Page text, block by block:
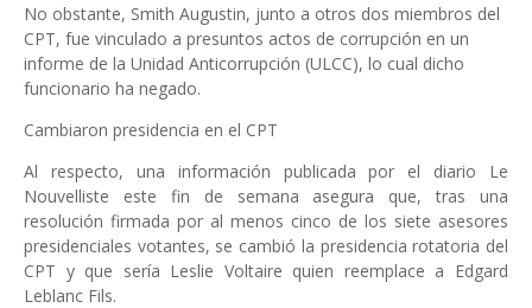
No obstante, Smith Augustin, junto a otros dos miembros del
CPT, fue vinculado a presuntos actos de corrupción en un
informe de la Unidad Anticorrupción (ULCC), lo cual dicho
funcionario ha negado.
Cambiaron presidencia en el CPT
Al respecto, una información publicada por el diario Le
Nouvelliste este fin de semana asegura que, tras una
resolución firmada por al menos cinco de los siete asesores
presidenciales votantes, se cambió la presidencia rotatoria del
CPT y que sería Leslie Voltaire quien reemplace a Edgard
Leblanc Fils.